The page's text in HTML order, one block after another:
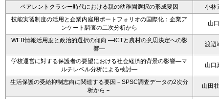
ペアレントクラシー時代における親の幼稚園選択の形成要因
小林
技能実習制度の活用と企業内雇用ポートフォリオの国際化：企業ア
ンケート調査の二次分析から
山
WEB情報活用度と政治的選択の傾向 ―ICTと農村の意思決定への影
響―
渡辺
学校運営に対する保護者の要望における社会経済的背景の影響―マ
ルチレベル分析による検討―
山口
生活保護の受給抑制志向に関連する要因－SPSC調査データの2次分
析から－
山田